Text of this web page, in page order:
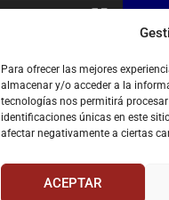
Para ofrecer las mejores
almacenar y/o acceder a la
tecnologías nos permitirá
identificaciones únicas en este
afectar negativamente a ciertas
ACEPTAR